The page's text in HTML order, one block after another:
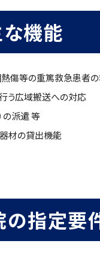
機能
傷等の重篤救急患者
う広域搬送への対応
の派遣 等
材の貸出機能
の指定要